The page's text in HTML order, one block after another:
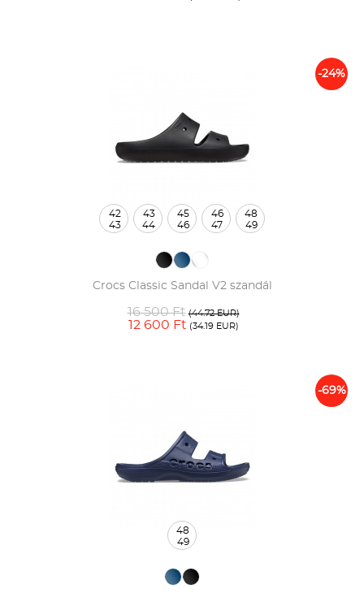
-24%
Crocs Classic Sandal V2 szandál
16 500 Ft (44.72 EUR)
12 600 Ft (34.19 EUR)
42
43
43
44
45
46
46
47
48
49
-69%
48
49